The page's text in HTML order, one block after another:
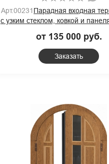
Арт.00231Парадная входная
с узким стеклом, ковкой и
от 135 000 руб.
Заказать